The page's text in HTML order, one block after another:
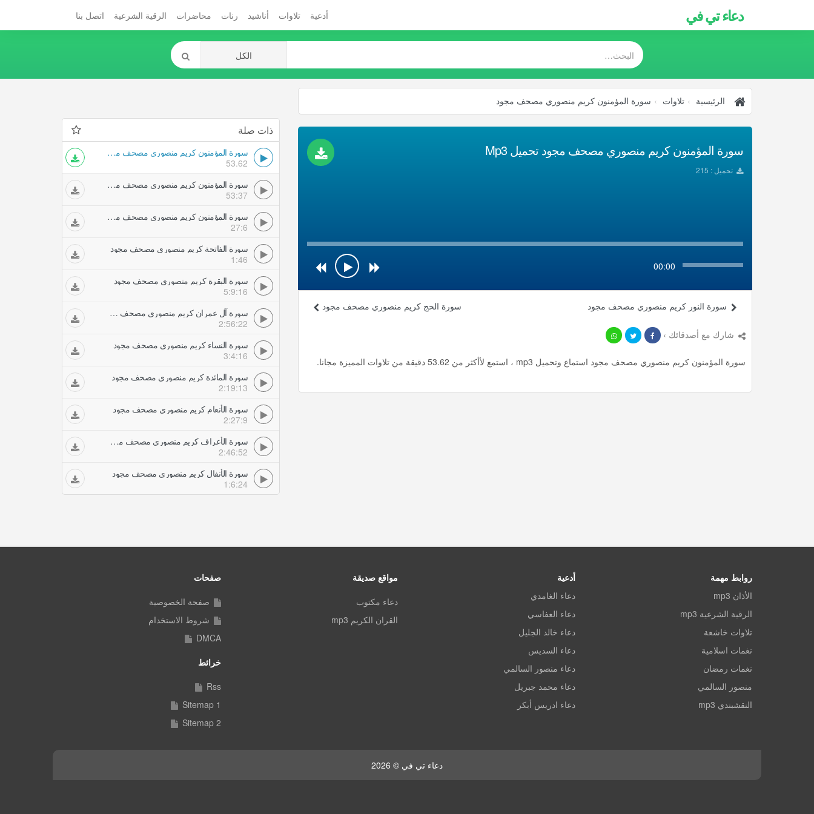
دعاء تي في أدعية تلاوات أناشيد رنات محاضرات الرقية الشرعية اتصل بنا
الرئيسية تلاوات سورة المؤمنون كريم منصوري مصحف مجود
سورة المؤمنون كريم منصوري مصحف مجود تحميل Mp3
تحميل : 215
00:00
سورة الحج كريم منصوري مصحف مجود سورة النور كريم منصوري مصحف مجود
شارك مع أصدقائك ›
سورة المؤمنون كريم منصوري مصحف مجود استماع وتحميل mp3 ، استمع لأأكثر من 53.62 دقيقة من تلاوات المميزة مجانا.
ذات صلة
سورة المؤمنون كريم منصوري مصحف مجود
53.62
سورة المؤمنون كريم منصوري مصحف مجود
53:37
سورة المؤمنون كريم منصوري مصحف مرتل
27:6
سورة الفاتحة كريم منصوري مصحف مجود
1:46
سورة البقرة كريم منصوري مصحف مجود
5:9:16
سورة آل عمران كريم منصوري مصحف مجود
2:56:22
سورة النساء كريم منصوري مصحف مجود
3:4:16
سورة المائدة كريم منصوري مصحف مجود
2:19:13
سورة الأنعام كريم منصوري مصحف مجود
2:27:9
سورة الأعراف كريم منصوري مصحف مجود
2:46:52
سورة الأنفال كريم منصوري مصحف مجود
1:6:24
روابط مهمة
الأذان mp3
الرقية الشرعية mp3
تلاوات خاشعة
نغمات اسلامية
نغمات رمضان
منصور السالمي
النقشبندي mp3
أدعية
دعاء الغامدي
دعاء العفاسي
دعاء خالد الجليل
دعاء السديس
دعاء منصور السالمي
دعاء محمد جبريل
دعاء ادريس أبكر
مواقع صديقة
دعاء مكتوب
القران الكريم mp3
صفحات
صفحة الخصوصية
شروط الاستخدام
DMCA
خرائط
Rss
Sitemap 1
Sitemap 2
دعاء تي في © 2026